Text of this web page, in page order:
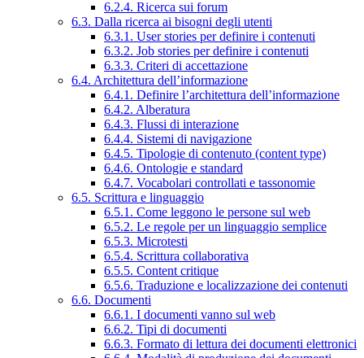
6.2.4. Ricerca sui forum
6.3. Dalla ricerca ai bisogni degli utenti
6.3.1. User stories per definire i contenuti
6.3.2. Job stories per definire i contenuti
6.3.3. Criteri di accettazione
6.4. Architettura dell’informazione
6.4.1. Definire l’architettura dell’informazione
6.4.2. Alberatura
6.4.3. Flussi di interazione
6.4.4. Sistemi di navigazione
6.4.5. Tipologie di contenuto (content type)
6.4.6. Ontologie e standard
6.4.7. Vocabolari controllati e tassonomie
6.5. Scrittura e linguaggio
6.5.1. Come leggono le persone sul web
6.5.2. Le regole per un linguaggio semplice
6.5.3. Microtesti
6.5.4. Scrittura collaborativa
6.5.5. Content critique
6.5.6. Traduzione e localizzazione dei contenuti
6.6. Documenti
6.6.1. I documenti vanno sul web
6.6.2. Tipi di documenti
6.6.3. Formato di lettura dei documenti elettronici